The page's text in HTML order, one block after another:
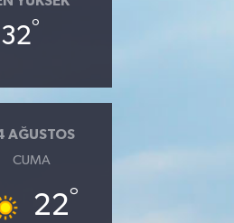
°
AĞUSTOS
CUMA
22°